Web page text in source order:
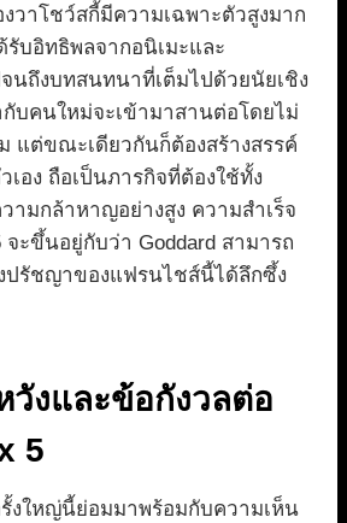
วาโชว์สกี้มีความเฉพาะตัวสูงมาก
บอิทธิพลจากอนิเมะและ
นถึงบทสนทนาที่เต็มไปด้วยนัยเชิง
บคนใหม่จะเข้ามาสานต่อโดยไม่
แต่ขณะเดียวกันก็ต้องสร้างสรรค์
เอง ถือเป็นภารกิจที่ต้องใช้ทั้ง
ามกล้าหาญอย่างสูง ความสำเร็จ
จะขึ้นอยู่กับว่า Goddard สามารถ
ปรัชญาของแฟรนไชส์นี้ได้ลึกซึ้ง
งและข้อกังวลต่อ
5
งใหญ่นี้ย่อมมาพร้อมกับความเห็น